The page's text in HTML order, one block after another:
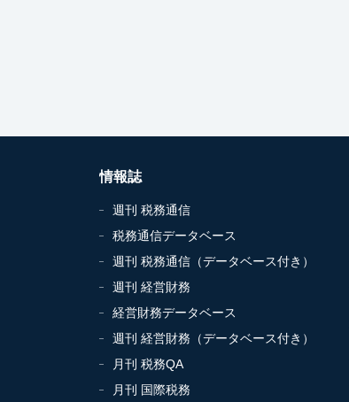
情報誌
週刊 税務通信
税務通信データベース
週刊 税務通信（データベース付き）
週刊 経営財務
経営財務データベース
週刊 経営財務（データベース付き）
月刊 税務QA
月刊 国際税務